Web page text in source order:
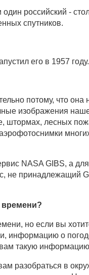
российский -
спутников.
его в 1957 году.
потому, что она
изображения
штормах, лесных
NASA GIBS, а
не принадлежащий
времени?
но если вы
информацию о
такую
разобраться в